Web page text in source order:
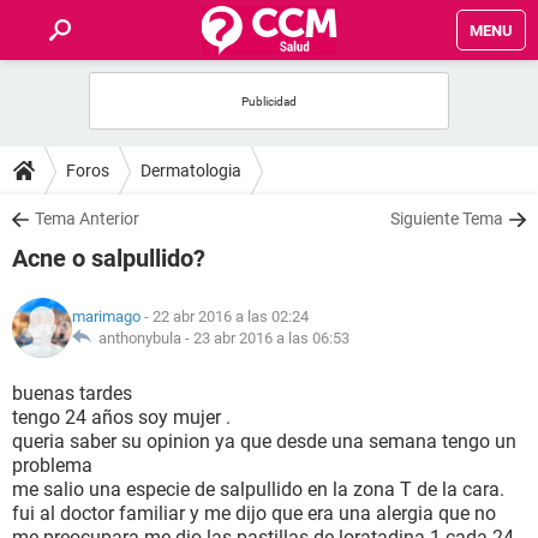
MENU
FOROS
SALUD
NUTRICIÓN
BIENESTAR
SEXUALIDAD
GLOSARIO
Foros Dermatologia
Tema Anterior Siguiente Tema
Acne o salpullido?
marimago - 22 abr 2016 a las 02:24
anthonybula - 23 abr 2016 a las 06:53
buenas tardes
tengo 24 años soy mujer .
queria saber su opinion ya que desde una semana tengo un
problema
me salio una especie de salpullido en la zona T de la cara.
fui al doctor familiar y me dijo que era una alergia que no